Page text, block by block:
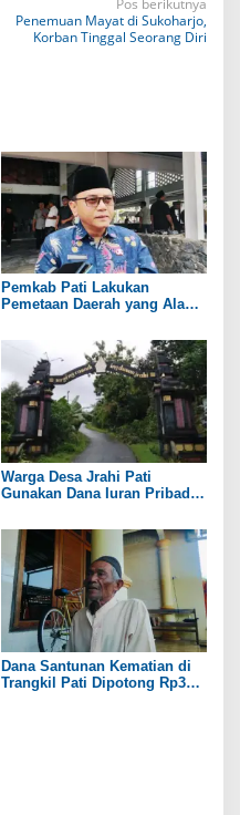
Penemuan Mayat di Sukoharjo,
Korban Tinggal Seorang Diri
Pemkab Pati Lakukan
Pemetaan Daerah yang Alami
Warga Desa Jrahi Pati
Gunakan Dana Iuran Pribadi
Dana Santunan Kematian di
Trangkil Pati Dipotong Rp300